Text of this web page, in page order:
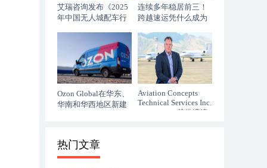
艾瑞咨询发布《2025
年中国无人城配车行
连续多年稳居前三！
跨越速运凭什么成为
Ozon Global在华东、
华南和华西地区新建
Aviation Concepts
Technical Services Inc.
（ACTSI） 获批湾流
热门文章